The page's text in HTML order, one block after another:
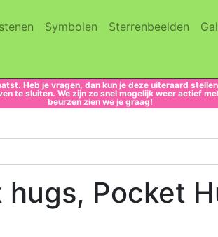
(current)
Symbolen (current)
Sterrenbeelden
Heb je vragen, dan kun je deze uiteraard
te sluiten. We zijn zo snel mogelijk weer actief
beurzen zien we je graag!
Pocket